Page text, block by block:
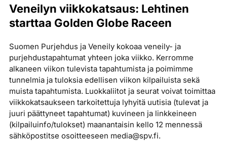
Veneilyn viikkokatsaus: Lehtinen
starttaa Golden Globe Raceen
Suomen Purjehdus ja Veneily kokoaa veneily- ja
purjehdustapahtumat yhteen joka viikko. Kerromme
alkaneen viikon tulevista tapahtumista ja poimimme
tunnelmia ja tuloksia edellisen viikon kilpailuista sekä
muista tapahtumista. Luokkaliitot ja seurat voivat toimittaa
viikkokatsaukseen tarkoitettuja lyhyitä uutisia (tulevat ja
juuri päättyneet tapahtumat) kuvineen ja linkkeineen
(kilpailuinfo/tulokset) maanantaisin kello 12 mennessä
sähköpostitse osoitteeseen media@spv.fi.